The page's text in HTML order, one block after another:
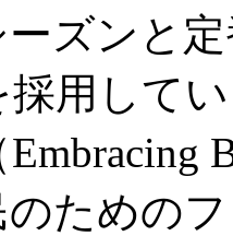
ーズンと
採用して
ための